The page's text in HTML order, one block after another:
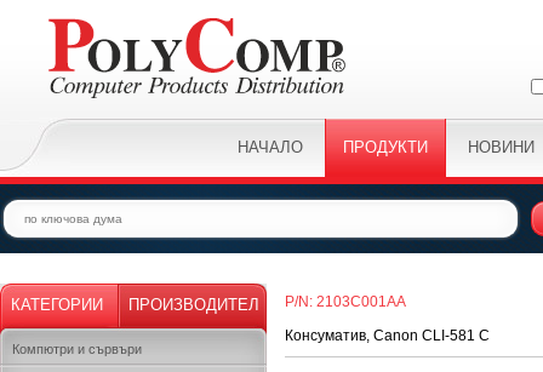
НАЧАЛО ПРОДУКТИ НОВИНИ
КАТЕГОРИИ ПРОИЗВОДИТЕЛ
Компютри и сървъри
P/N: 2103C001AA
Консуматив, Canon CLI-581 C